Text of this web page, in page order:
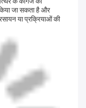
जा सकता है और
या प्रक्रियाओं की